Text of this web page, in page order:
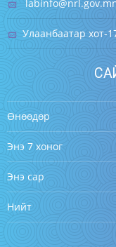
Улаанбаатар хот-
Өнөөдөр
Энэ 7 хоног
Энэ сар
Нийт